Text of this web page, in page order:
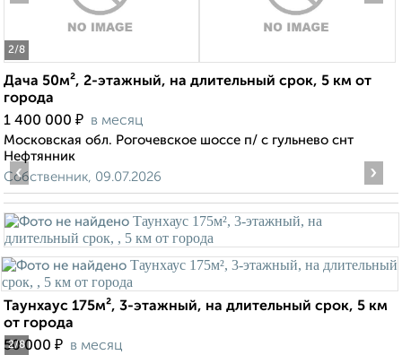
2/8
Дача 50м², 2-этажный, на длительный срок, 5 км от
города
1 400 000 ₽ в месяц
Московская обл. Рогочевское шоссе п/ с гульнево снт
Нефтянник
Собственник, 09.07.2026
2/8
‹ ›
Таунхаус 175м², 3-этажный, на длительный срок, 5 км
от города
50 000 ₽ в месяц